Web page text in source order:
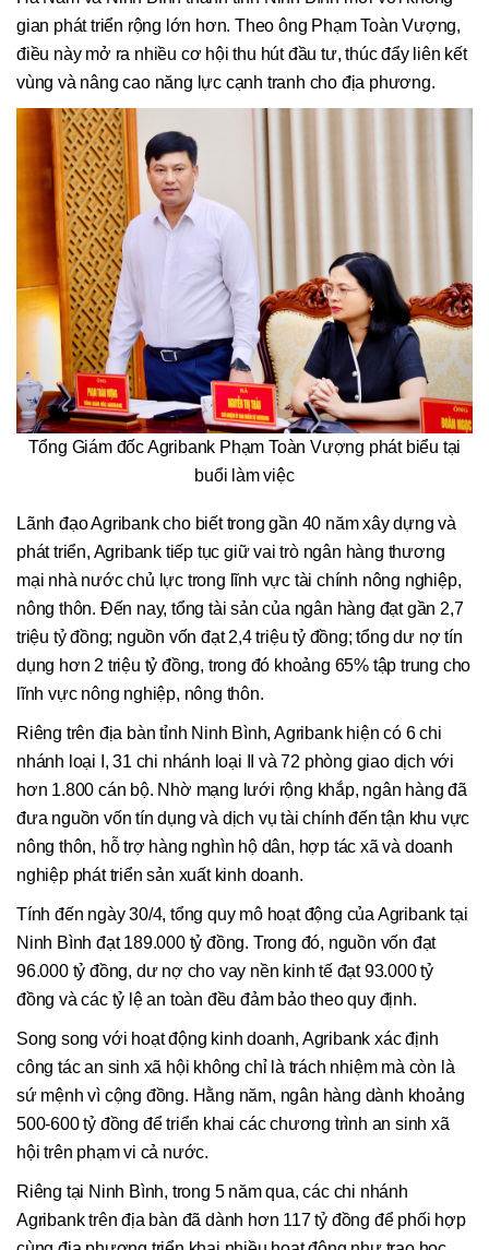
gian phát triển rộng lớn hơn. Theo ông Phạm Toàn Vượng,
điều này mở ra nhiều cơ hội thu hút đầu tư, thúc đẩy liên kết
vùng và nâng cao năng lực cạnh tranh cho địa phương.
Tổng Giám đốc Agribank Phạm Toàn Vượng phát biểu tại
buổi làm việc
Lãnh đạo Agribank cho biết trong gần 40 năm xây dựng và
phát triển, Agribank tiếp tục giữ vai trò ngân hàng thương
mại nhà nước chủ lực trong lĩnh vực tài chính nông nghiệp,
nông thôn. Đến nay, tổng tài sản của ngân hàng đạt gần 2,7
triệu tỷ đồng; nguồn vốn đạt 2,4 triệu tỷ đồng; tổng dư nợ tín
dụng hơn 2 triệu tỷ đồng, trong đó khoảng 65% tập trung cho
lĩnh vực nông nghiệp, nông thôn.
Riêng trên địa bàn tỉnh Ninh Bình, Agribank hiện có 6 chi
nhánh loại I, 31 chi nhánh loại II và 72 phòng giao dịch với
hơn 1.800 cán bộ. Nhờ mạng lưới rộng khắp, ngân hàng đã
đưa nguồn vốn tín dụng và dịch vụ tài chính đến tận khu vực
nông thôn, hỗ trợ hàng nghìn hộ dân, hợp tác xã và doanh
nghiệp phát triển sản xuất kinh doanh.
Tính đến ngày 30/4, tổng quy mô hoạt động của Agribank tại
Ninh Bình đạt 189.000 tỷ đồng. Trong đó, nguồn vốn đạt
96.000 tỷ đồng, dư nợ cho vay nền kinh tế đạt 93.000 tỷ
đồng và các tỷ lệ an toàn đều đảm bảo theo quy định.
Song song với hoạt động kinh doanh, Agribank xác định
công tác an sinh xã hội không chỉ là trách nhiệm mà còn là
sứ mệnh vì cộng đồng. Hằng năm, ngân hàng dành khoảng
500-600 tỷ đồng để triển khai các chương trình an sinh xã
hội trên phạm vi cả nước.
Riêng tại Ninh Bình, trong 5 năm qua, các chi nhánh
Agribank trên địa bàn đã dành hơn 117 tỷ đồng để phối hợp